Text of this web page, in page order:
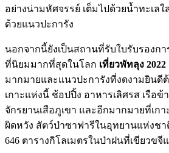
อย่างน่ามหัศจรรย์ เต็มไปด้วยน้ำทะเล
ด้วยแนวปะการัง
นอกจากนี้ยังเป็นสถานที่รับใบรับรองก
ที่นิยมมากที่สุดในโลก เที่ยวพัทลุง 2022
มากมายและแนวปะการังที่งดงามยิน
เกาะแห่งนี้ ช้อปปิ้ง อาหารเลิศรส เรือ
จักรยานเสือภูเขา และอีกมากมายที่เก
ผิดหวัง สัตว์ป่าซาฟารีในอุทยานแห่งช
646 ตารางกิโลเมตรในป่าฝนที่เขียวขจี